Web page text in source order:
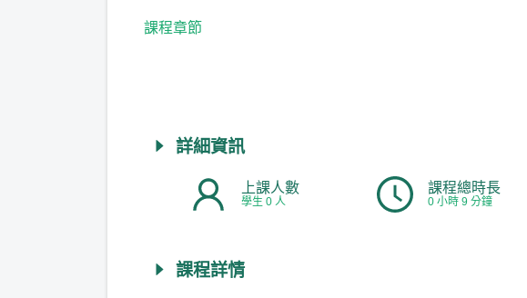
課程章節
詳細資訊
上課人數
學生 0 人
課程總時長
0 小時 9 分鐘
課程詳情